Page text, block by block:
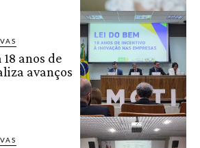
anos de
avanços